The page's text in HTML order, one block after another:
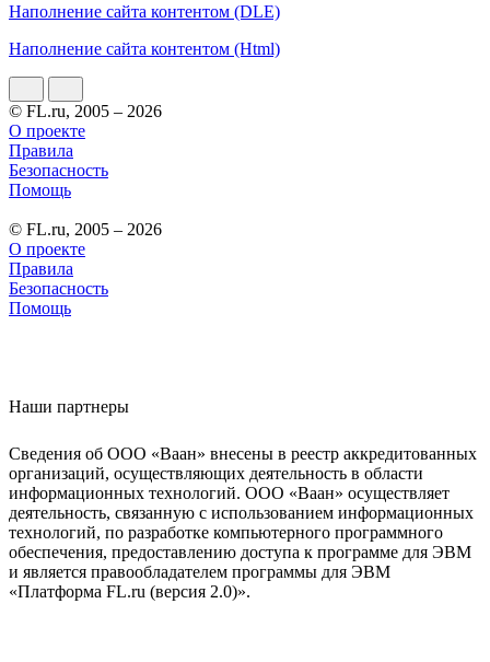
Наполнение сайта контентом (DLE)
Наполнение сайта контентом (Html)
© FL.ru, 2005 – 2026
О проекте
Правила
Безопасность
Помощь
© FL.ru, 2005 – 2026
О проекте
Правила
Безопасность
Помощь
Наши партнеры
Сведения об ООО «Ваан» внесены в реестр аккредитованных
организаций, осуществляющих деятельность в области
информационных технологий. ООО «Ваан» осуществляет
деятельность, связанную с использованием информационных
технологий, по разработке компьютерного программного
обеспечения, предоставлению доступа к программе для ЭВМ
и является правообладателем программы для ЭВМ
«Платформа FL.ru (версия 2.0)».